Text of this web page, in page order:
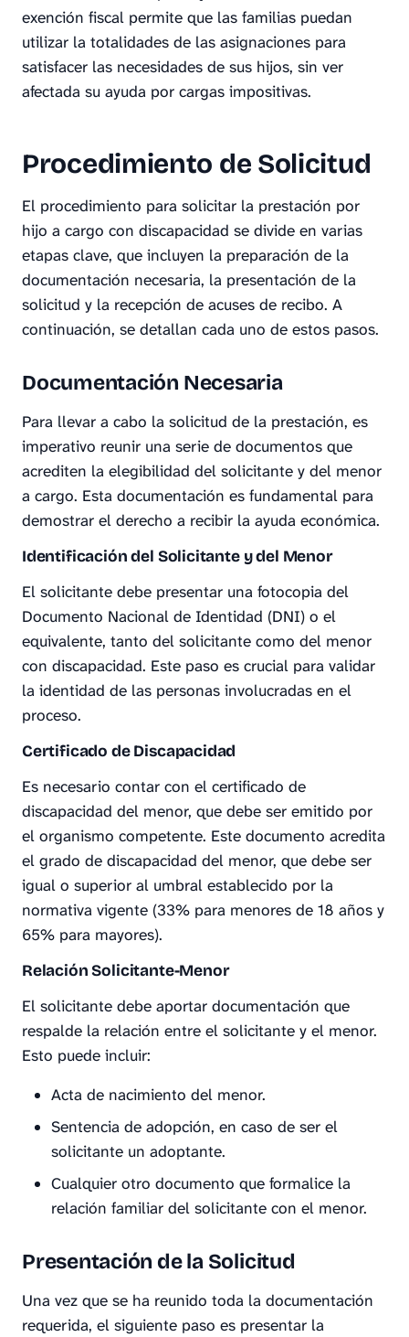
exención fiscal permite que las familias puedan
utilizar la totalidades de las asignaciones para
satisfacer las necesidades de sus hijos, sin ver
afectada su ayuda por cargas impositivas.
Procedimiento de Solicitud
El procedimiento para solicitar la prestación por
hijo a cargo con discapacidad se divide en varias
etapas clave, que incluyen la preparación de la
documentación necesaria, la presentación de la
solicitud y la recepción de acuses de recibo. A
continuación, se detallan cada uno de estos pasos.
Documentación Necesaria
Para llevar a cabo la solicitud de la prestación, es
imperativo reunir una serie de documentos que
acrediten la elegibilidad del solicitante y del menor
a cargo. Esta documentación es fundamental para
demostrar el derecho a recibir la ayuda económica.
Identificación del Solicitante y del Menor
El solicitante debe presentar una fotocopia del
Documento Nacional de Identidad (DNI) o el
equivalente, tanto del solicitante como del menor
con discapacidad. Este paso es crucial para validar
la identidad de las personas involucradas en el
proceso.
Certificado de Discapacidad
Es necesario contar con el certificado de
discapacidad del menor, que debe ser emitido por
el organismo competente. Este documento acredita
el grado de discapacidad del menor, que debe ser
igual o superior al umbral establecido por la
normativa vigente (33% para menores de 18 años y
65% para mayores).
Relación Solicitante-Menor
El solicitante debe aportar documentación que
respalde la relación entre el solicitante y el menor.
Esto puede incluir:
Acta de nacimiento del menor.
Sentencia de adopción, en caso de ser el
solicitante un adoptante.
Cualquier otro documento que formalice la
relación familiar del solicitante con el menor.
Presentación de la Solicitud
Una vez que se ha reunido toda la documentación
requerida, el siguiente paso es presentar la